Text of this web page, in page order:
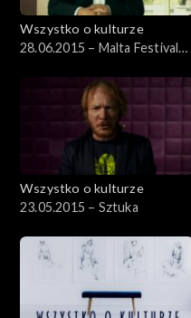
Wszystko o kulturze
28.06.2015 – Malta Festival
Wszystko o kulturze
23.05.2015 – Sztuka